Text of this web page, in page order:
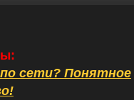
сети? Понятное